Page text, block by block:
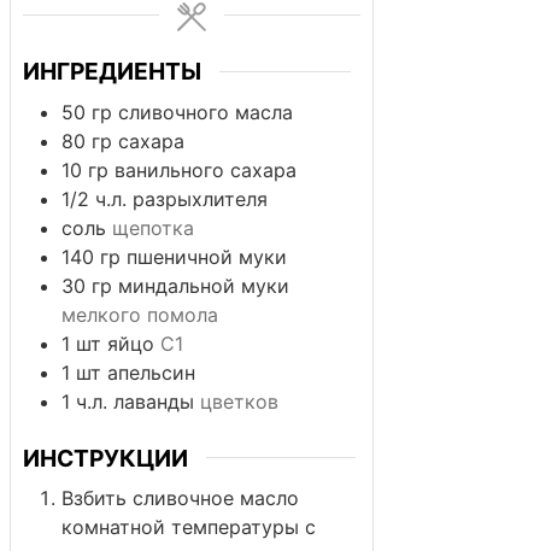
ИНГРЕДИЕНТЫ
50 гр сливочного масла
80 гр сахара
10 гр ванильного сахара
1/2 ч.л. разрыхлителя
соль щепотка
140 гр пшеничной муки
30 гр миндальной муки
мелкого помола
1 шт яйцо С1
1 шт апельсин
1 ч.л. лаванды цветков
ИНСТРУКЦИИ
Взбить сливочное масло
комнатной температуры с